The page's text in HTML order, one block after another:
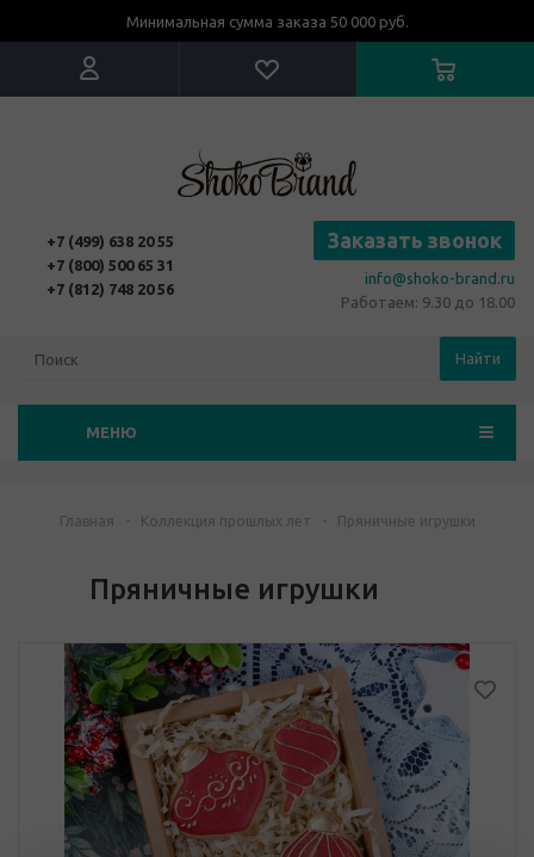
Минимальная сумма заказа 50 000 руб.
+7 (499) 638 20 55
+7 (800) 500 65 31
+7 (812) 748 20 56
Заказать звонок
info@shoko-brand.ru
Работаем: 9.30 до 18.00
Найти
МЕНЮ
Главная - Коллекция прошлых лет - Пряничные игрушки
Пряничные игрушки